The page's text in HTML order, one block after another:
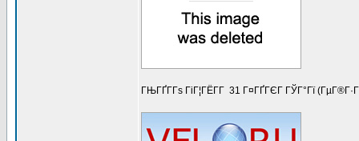
ГЊГҐГ­Гѕ ГіГ¦ГЁГ­Г 31 Г¤ГҐГЄГ ГЎГ°Гї